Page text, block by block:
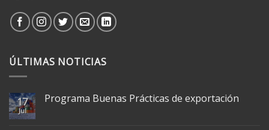
ÚLTIMAS NOTICIAS
17
Jul
Programa Buenas Prácticas de exportación